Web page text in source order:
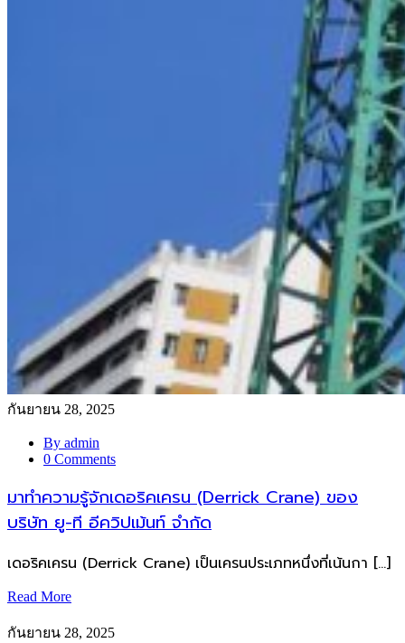
กันยายน 28, 2025
By admin
0 Comments
มาทำความรู้จักเดอริคเครน (Derrick Crane) ของ
บริษัท ยู-ที อีควิปเม้นท์ จำกัด
เดอริคเครน (Derrick Crane) เป็นเครนประเภทหนึ่งที่เน้นกา […]
Read More
กันยายน 28, 2025